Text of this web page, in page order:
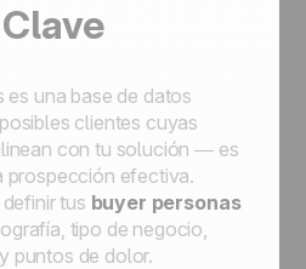
es una base de datos
clientes cuyas
con tu solución — es
prospección efectiva.
tus buyer personas
tipo de negocio,
puntos de dolor.